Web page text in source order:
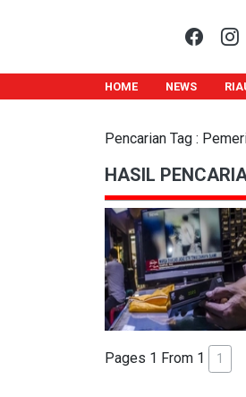
HOME NEWS
Pencarian Tag :
HASIL
Pages 1 From 1 1